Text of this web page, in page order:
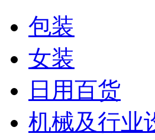
包装
女装
日用百货
机械及行业